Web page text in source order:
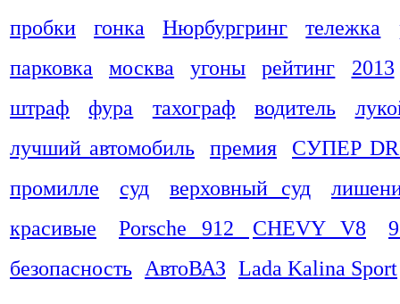
пробки
гонка Нюрбургринг тележка
парковка
москва угоны рейтинг
2013
штраф
фура тахограф водитель
лучший автомобиль
премия
СУПЕР
промилле
суд верховный суд
красивые
Porsche 912 CHEVY V8
безопасность АвтоВАЗ Lada Kalina Sport